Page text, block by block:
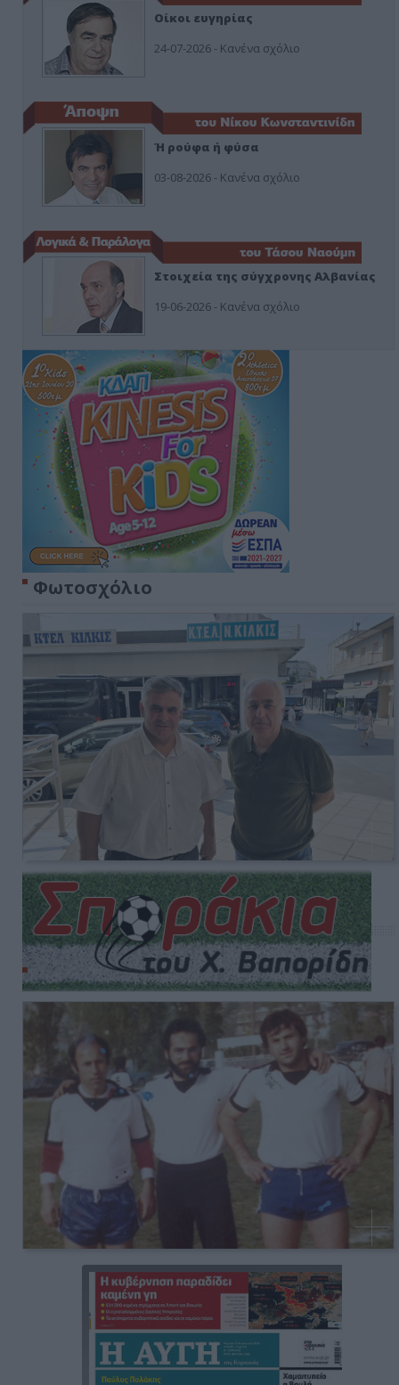
Οίκοι ευγηρίας
24-07-2026 - Κανένα σχόλιο
Ή ρούφα ή φύσα
03-08-2026 - Κανένα σχόλιο
Στοιχεία της σύγχρονης Αλβανίας
19-06-2026 - Κανένα σχόλιο
Φωτοσχόλιο